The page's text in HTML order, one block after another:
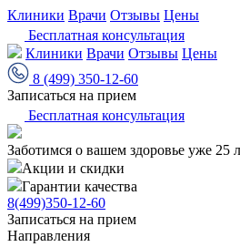
Клиники Врачи Отзывы Цены
Бесплатная консультация
Клиники Врачи Отзывы Цены
8 (499) 350-12-60
Записаться на прием
Бесплатная консультация
Заботимся о вашем здоровье уже 25
Акции и скидки
Гарантии качества
8(499)350-12-60
Записаться на прием
Направления